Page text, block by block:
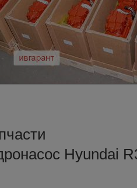
Hyundai